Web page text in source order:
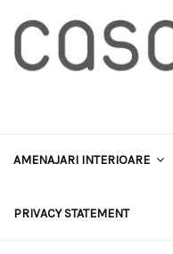
AMENAJARI INTERIOARE
PRIVACY STATEMENT